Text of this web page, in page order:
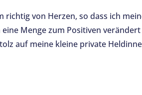
richtig von Herzen, so dass ich
Menge zum Positiven
auf meine kleine private